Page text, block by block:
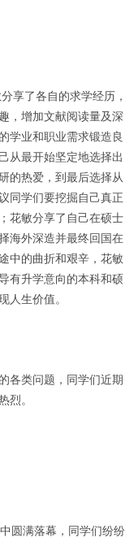
享了各自的求学经历，
，增加文献阅读量及深
学业和职业需求锻造良
从最开始坚定地选择出
的热爱，到最后选择从
同学们要挖掘自己真正
花敏分享了自己在硕士
海外深造并最终回国在
中的曲折和艰辛，花敏
有升学意向的本科和硕
人生价值。
各类问题，同学们近期
烈。
圆满落幕，同学们纷纷